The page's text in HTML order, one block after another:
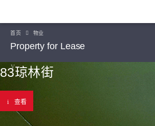
首页 物业
Property for Lease
83琼林街
查看